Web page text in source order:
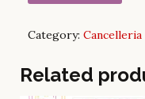
Category: Cancelleria
Related